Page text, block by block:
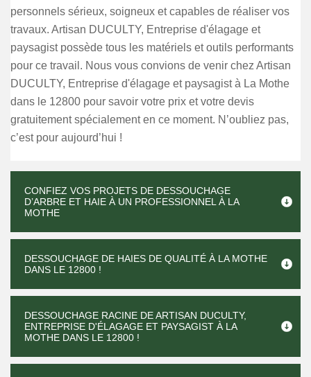
personnels sérieux, soigneux et capables de réaliser vos
travaux. Artisan DUCULTY, Entreprise d'élagage et
paysagist possède tous les matériels et outils performants
pour ce travail. Nous vous convions de venir chez Artisan
DUCULTY, Entreprise d'élagage et paysagist à La Mothe
dans le 12800 pour savoir votre prix et votre devis
gratuitement spécialement en ce moment. N’oubliez pas,
c’est pour aujourd’hui !
CONFIEZ VOS PROJETS DE DESSOUCHAGE
D’ARBRE ET HAIE À UN PROFESSIONNEL À LA
MOTHE
DESSOUCHAGE DE HAIES DE QUALITÉ À LA MOTHE
DANS LE 12800 !
DESSOUCHAGE RACINE DE ARTISAN DUCULTY,
ENTREPRISE D'ÉLAGAGE ET PAYSAGIST À LA
MOTHE DANS LE 12800 !